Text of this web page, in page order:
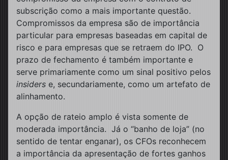
subscrição como a mais importante questão.
Compromissos da empresa são de importância
particular para empresas baseadas em capital de
risco e para empresas que se retraem do IPO. O
prazo de fechamento é também importante e
serve primariamente como um sinal positivo pelos
insiders e, secundariamente, como um artefato de
alinhamento.
A opção de rateio amplo é vista somente de
moderada importância. Já o “banho de loja” (no
sentido de tentar enganar), os CFOs reconhecem
a importância da apresentação de fortes ganhos